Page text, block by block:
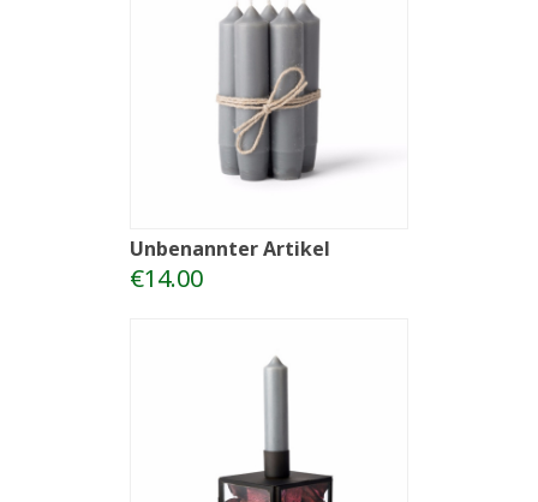
Unbenannter Artikel
€14.00